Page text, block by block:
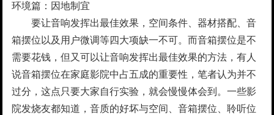
环境篇：因地制宜
要让音响发挥出最佳效果，空间条件、器材搭配、音
箱摆位以及用户微调等四大项缺一不可。而音箱摆位是不
需要花钱，但又可以让音响发挥出最佳效果的方法，有人
说音箱摆位在家庭影院中占五成的重要性，笔者认为并不
过分，这点只要大家自行实验，就会慢慢体会到。一些影
院发烧友都知道，音质的好坏与空间、音箱摆位、聆听位